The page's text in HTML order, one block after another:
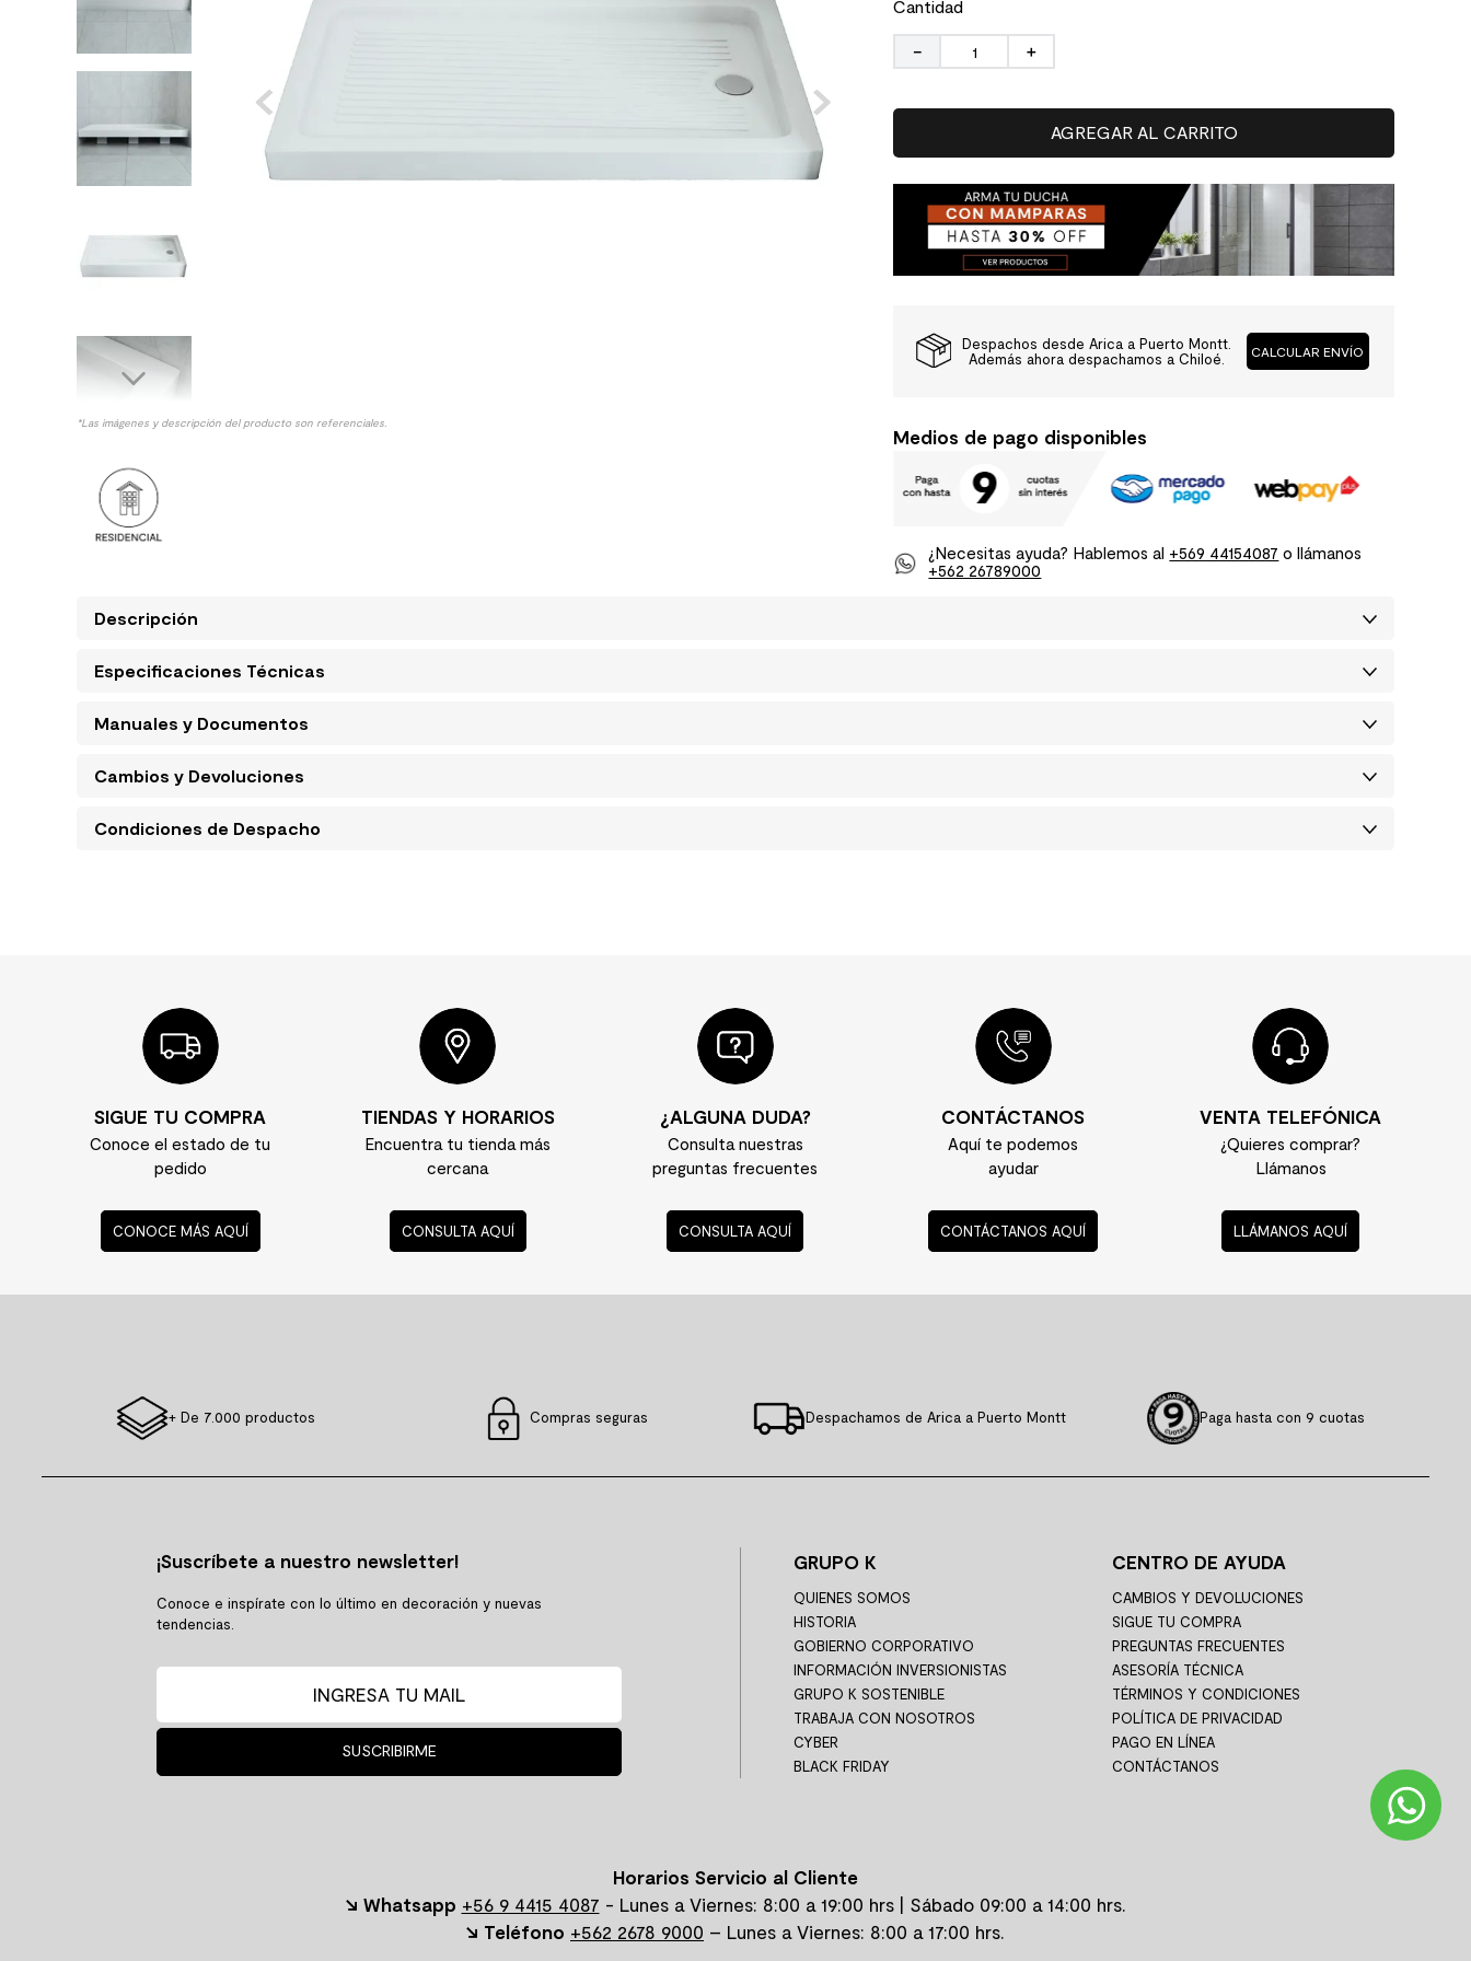
*Las imágenes y descripción del producto son referenciales.
Cantidad
＋
－
AGREGAR AL CARRITO
Despachos desde Arica a Puerto Montt.
Además ahora despachamos a Chiloé.
CALCULAR ENVÍO
Medios de pago disponibles
¿Necesitas ayuda? Hablemos al +569 44154087 o llámanos
+562 26789000
Descripción
Especificaciones Técnicas
Manuales y Documentos
Cambios y Devoluciones
Condiciones de Despacho
SIGUE TU COMPRA
Conoce el estado de tu
pedido
CONOCE MÁS AQUÍ
TIENDAS Y HORARIOS
Encuentra tu tienda más
cercana
CONSULTA AQUÍ
¿ALGUNA DUDA?
Consulta nuestras
preguntas frecuentes
CONSULTA AQUÍ
CONTÁCTANOS
Aquí te podemos
ayudar
CONTÁCTANOS AQUÍ
VENTA TELEFÓNICA
¿Quieres comprar?
Llámanos
LLÁMANOS AQUÍ
+ De 7.000 productos Compras seguras Despachamos de Arica a Puerto Montt Paga hasta con 9 cuotas
¡Suscríbete a nuestro newsletter!
Conoce e inspírate con lo último en decoración y nuevas
tendencias.
SUSCRIBIRME
GRUPO K
QUIENES SOMOS
HISTORIA
GOBIERNO CORPORATIVO
INFORMACIÓN INVERSIONISTAS
GRUPO K SOSTENIBLE
TRABAJA CON NOSOTROS
CYBER
BLACK FRIDAY
CENTRO DE AYUDA
CAMBIOS Y DEVOLUCIONES
SIGUE TU COMPRA
PREGUNTAS FRECUENTES
ASESORÍA TÉCNICA
TÉRMINOS Y CONDICIONES
POLÍTICA DE PRIVACIDAD
PAGO EN LÍNEA
CONTÁCTANOS
Horarios Servicio al Cliente
↘ Whatsapp +56 9 4415 4087 - Lunes a Viernes: 8:00 a 19:00 hrs | Sábado 09:00 a 14:00 hrs.
↘ Teléfono +562 2678 9000 – Lunes a Viernes: 8:00 a 17:00 hrs.